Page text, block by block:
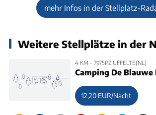
mehr Infos in der Stellplatz-
Weitere Stellplätze in der
4 KM - 7975PZ UFFELTE(NL)
Camping De Blauwe
12,20 EUR/Nacht